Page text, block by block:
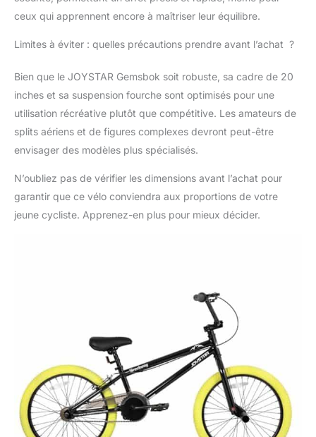
carbone à simple paroi,
d'un moyeu avant de
creux et d'une cassette
étanches à l'arrière.
Montage et garantie -
Le vélo de 20/24" est
livré avec un outil de
montage.
ceux qui apprennent encore à maîtriser leur équilibre.
Limites à éviter : quelles précautions prendre avant l’achat ?
Bien que le JOYSTAR Gemsbok soit robuste, sa cadre de 20
inches et sa suspension fourche sont optimisés pour une
utilisation récréative plutôt que compétitive. Les amateurs de
splits aériens et de figures complexes devront peut-être
envisager des modèles plus spécialisés.
N’oubliez pas de vérifier les dimensions avant l’achat pour
garantir que ce vélo conviendra aux proportions de votre
jeune cycliste. Apprenez-en plus pour mieux décider.